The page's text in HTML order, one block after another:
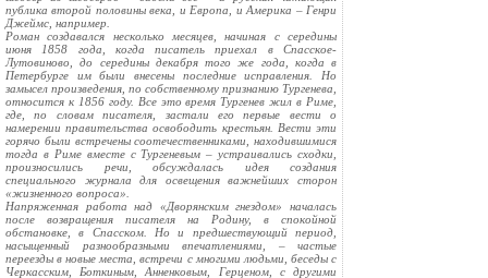
публика второй половины века, и Европа, и Америка – Генри
Джеймс, например.
Роман создавался несколько месяцев, начиная с середины
июня 1858 года, когда писатель приехал в Спасское-
Лутовиново, до середины декабря того же года, когда в
Петербурге им были внесены последние исправления. Но
замысел произведения, по собственному признанию Тургенева,
относится к 1856 году. Все это время Тургенев жил в Риме,
где, по словам писателя, застали его первые вести о
намерении правительства освободить крестьян. Вести эти
горячо были встречены соотечественниками, находившимися
тогда в Риме вместе с Тургеневым – устраивались сходки,
произносились речи, обсуждалась идея создания
специального журнала для освещения важнейших сторон
«жизненного вопроса».
Напряженная работа над «Дворянским гнездом» началась
после возвращения писателя на Родину, в спокойной
обстановке, в Спасском. Но и предшествующий период,
насыщенный разнообразными впечатлениями, – частые
переезды в новые места, встречи с многими людьми, беседы с
Черкасским, Боткиным, Анненковым, Герценом, с другими